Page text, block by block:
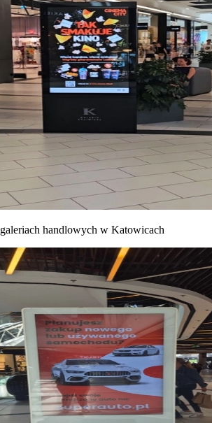
handlowych w Katowicach